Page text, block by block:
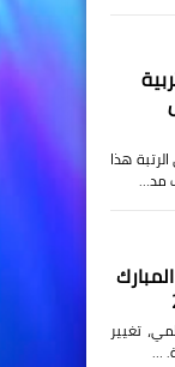
هذا
مد…
تغيير
…